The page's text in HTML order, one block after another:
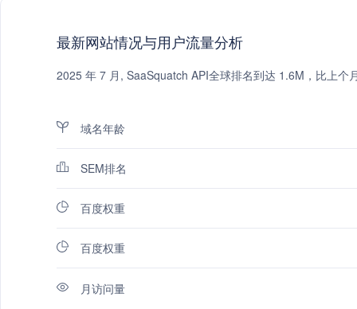
最新网站情况与用户流量分析
2025 年 7 月, SaaSquatch API全球排名到达 1.6M，比上个
域名年龄
SEM排名
百度权重
百度权重
月访问量